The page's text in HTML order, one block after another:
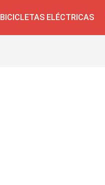
BICICLETAS ELÉCTRICAS